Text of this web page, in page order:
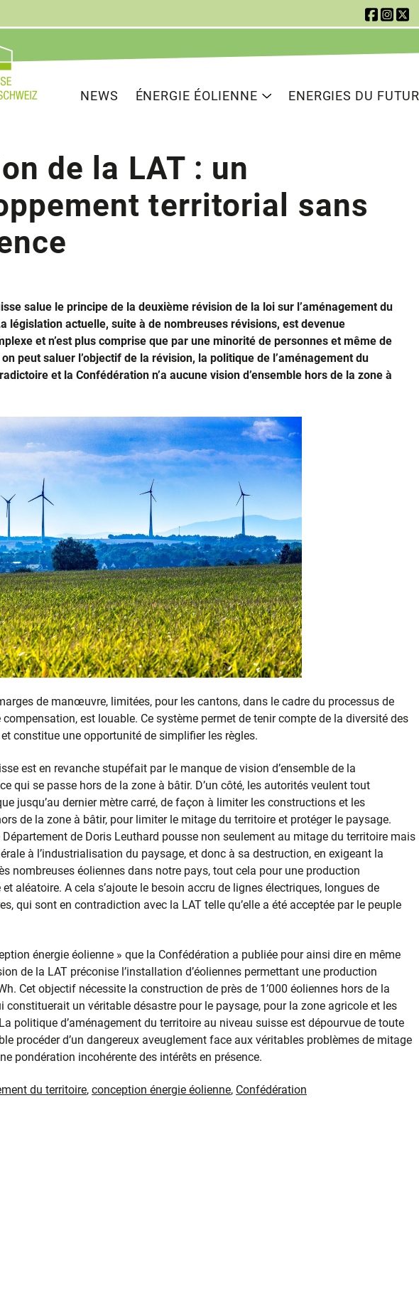
Service Navigation
NEWS ÉNERGIE ÉOLIENNE ENERGIES DU FUTUR
de la LAT : un
territorial sans
salue le principe de la deuxième révision de la loi sur l’aménagement du
législation actuelle, suite à de nombreuses révisions, est devenue
et n’est plus comprise que par une minorité de personnes et même de
peut saluer l’objectif de la révision, la politique de l’aménagement du
et la Confédération n’a aucune vision d’ensemble hors de la zone à
de manœuvre, limitées, pour les cantons, dans le cadre du processus de
est louable. Ce système permet de tenir compte de la diversité des
constitue une opportunité de simplifier les règles.
est en revanche stupéfait par le manque de vision d’ensemble de la
qui se passe hors de la zone à bâtir. D’un côté, les autorités veulent tout
jusqu’au dernier mètre carré, de façon à limiter les constructions et les
de la zone à bâtir, pour limiter le mitage du territoire et protéger le paysage.
Département de Doris Leuthard pousse non seulement au mitage du territoire mais
à l’industrialisation du paysage, et donc à sa destruction, en exigeant la
nombreuses éoliennes dans notre pays, tout cela pour une production
aléatoire. A cela s’ajoute le besoin accru de lignes électriques, longues de
qui sont en contradiction avec la LAT telle qu’elle a été acceptée par le peuple
énergie éolienne » que la Confédération a publiée pour ainsi dire en même
de la LAT préconise l’installation d’éoliennes permettant une production
Cet objectif nécessite la construction de près de 1’000 éoliennes hors de la
constituerait un véritable désastre pour le paysage, pour la zone agricole et les
politique d’aménagement du territoire au niveau suisse est dépourvue de toute
procéder d’un dangereux aveuglement face aux véritables problèmes de mitage
pondération incohérente des intérêts en présence.
du territoire, conception énergie éolienne, Confédération